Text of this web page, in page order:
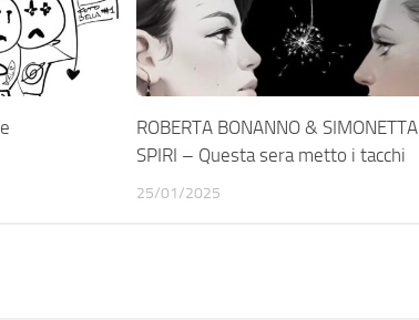
ROBERTA BONANNO & SIMONETTA
SPIRI – Questa sera metto i tacchi
25/01/2025